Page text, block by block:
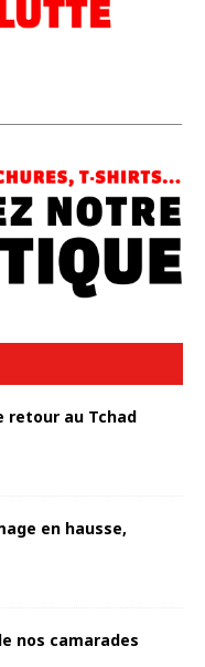
retour au Tchad
en hausse,
nos camarades